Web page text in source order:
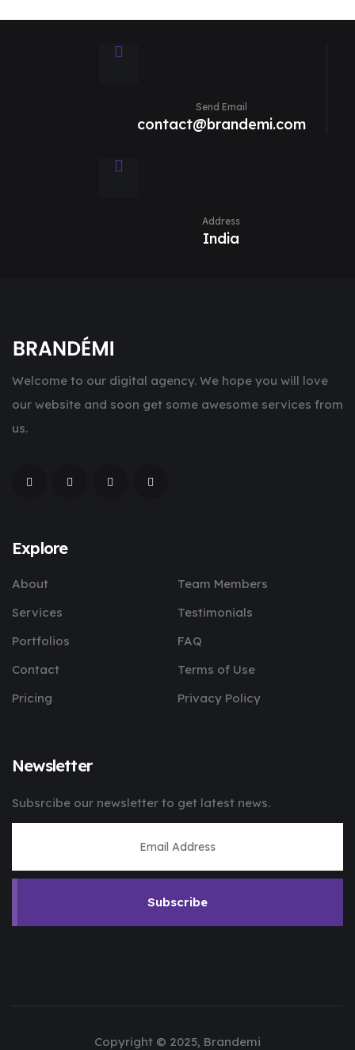
Send Email
contact@brandemi.com
Address
India
Welcome to our digital agency. We hope you will love
our website and soon get some awesome services from
us.
Explore
About
Team Members
Services
Testimonials
Portfolios
FAQ
Contact
Terms of Use
Pricing
Privacy Policy
Newsletter
Subsrcibe our newsletter to get latest news.
Subscribe
Copyright © 2025, Brandemi